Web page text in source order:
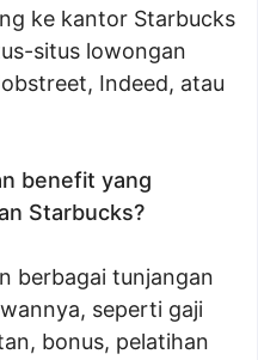
ke kantor Starbucks
situs lowongan
Indeed, atau
benefit yang
Starbucks?
berbagai tunjangan
seperti gaji
bonus, pelatihan